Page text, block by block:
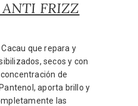
FRIZZ
que repara y
secos y con
de
aporta brillo y
las